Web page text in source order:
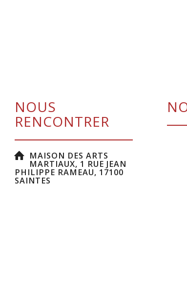
NOUS
RENCONTRER
MAISON DES ARTS
MARTIAUX, 1 RUE JEAN
PHILIPPE RAMEAU, 17100
SAINTES